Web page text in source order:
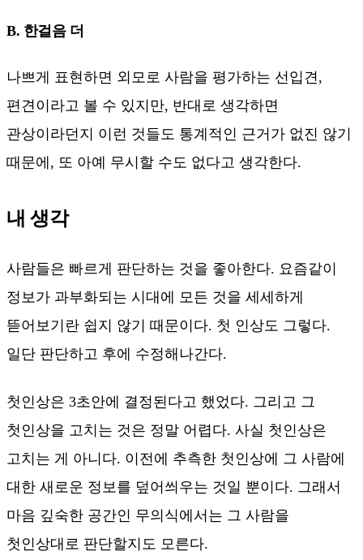
B. 한걸음 더
나쁘게 표현하면 외모로 사람을 평가하는 선입견,
편견이라고 볼 수 있지만, 반대로 생각하면
관상이라던지 이런 것들도 통계적인 근거가 없진 않기
때문에, 또 아예 무시할 수도 없다고 생각한다.
내 생각
사람들은 빠르게 판단하는 것을 좋아한다. 요즘같이
정보가 과부화되는 시대에 모든 것을 세세하게
뜯어보기란 쉽지 않기 때문이다. 첫 인상도 그렇다.
일단 판단하고 후에 수정해나간다.
첫인상은 3초안에 결정된다고 했었다. 그리고 그
첫인상을 고치는 것은 정말 어렵다. 사실 첫인상은
고치는 게 아니다. 이전에 추측한 첫인상에 그 사람에
대한 새로운 정보를 덮어씌우는 것일 뿐이다. 그래서
마음 깊숙한 공간인 무의식에서는 그 사람을
첫인상대로 판단할지도 모른다.